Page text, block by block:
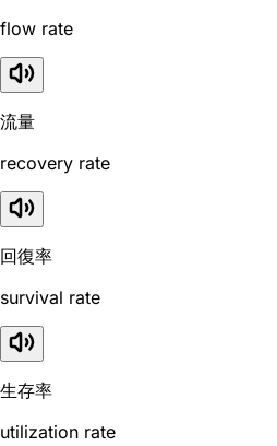
flow rate
流量
recovery rate
回復率
survival rate
生存率
utilization rate